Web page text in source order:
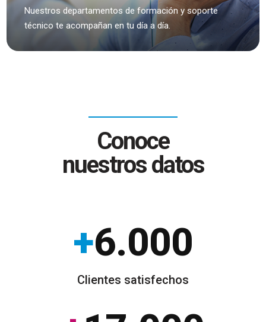
Nuestros departamentos de formación y soporte
técnico te acompañan en tu día a día.
Conoce
nuestros datos
+6.000
Clientes satisfechos